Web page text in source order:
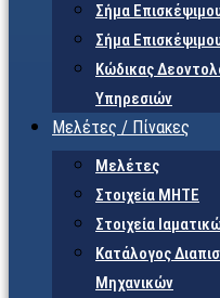
Σήμα
Σήμα
Κώδικας
Υπηρεσιών
Μελέτες / Πίνακες
Μελέτες
Στοιχεία ΜΗΤΕ
Στοιχεία
Κατάλογος
Μηχανικών